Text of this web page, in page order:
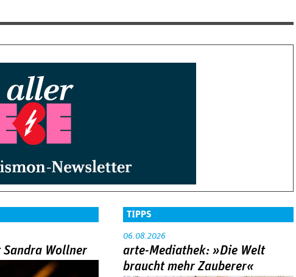
Wollner
TIPPS
06.08.2026
arte-Mediathek: »Die Welt
braucht mehr Zauberer«